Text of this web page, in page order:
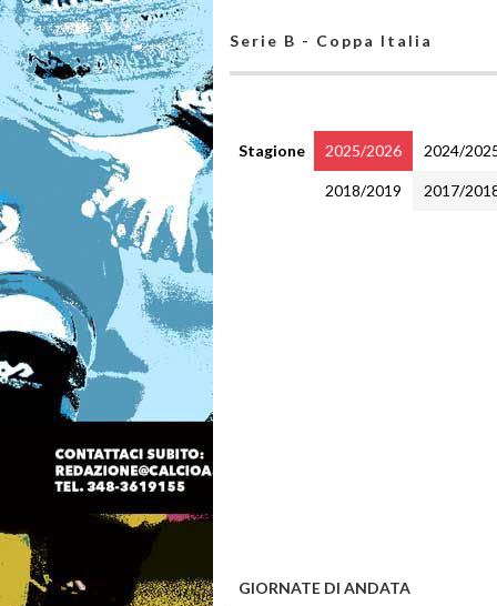
Serie B - Coppa Italia
Stagione 2025/2026 2024/
2018/2019 2017/
GIORNATE DI ANDATA